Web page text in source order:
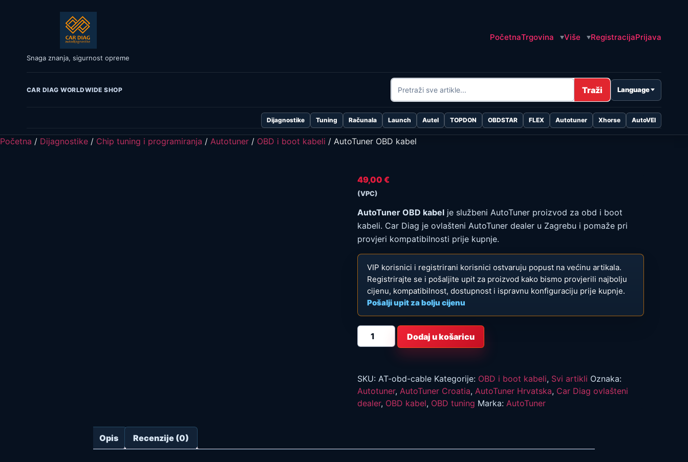
Snaga znanja, sigurnost opreme
PočetnaTrgovina Više RegistracijaPrijava
CAR DIAG WORLDWIDE SHOP Traži Language
Dijagnostike Tuning Računala Launch Autel TOPDON OBDSTAR FLEX Autotuner Xhorse AutoVEI
Početna / Dijagnostike / Chip tuning i programiranja / Autotuner / OBD i boot kabeli / AutoTuner OBD kabel
49,00€
(VPC)
AutoTuner OBD kabel je službeni AutoTuner proizvod za obd i boot
kabeli. Car Diag je ovlašteni AutoTuner dealer u Zagrebu i pomaže pri
provjeri kompatibilnosti prije kupnje.
VIP korisnici i registrirani korisnici ostvaruju popust na većinu artikala.
Registrirajte se i pošaljite upit za proizvod kako bismo provjerili najbolju
cijenu, kompatibilnost, dostupnost i ispravnu konfiguraciju prije kupnje.
Pošalji upit za bolju cijenu
AutoTuner
OBD
kabel
Dodaj u košaricu
SKU:AT-obd-cable Kategorije: OBD i boot kabeli, Svi artikli Oznaka:
Autotuner,AutoTuner Croatia,AutoTuner Hrvatska, Car Diag ovlašteni
dealer, OBD kabel, OBD tuning Marka:AutoTuner
Opis Recenzije (0)